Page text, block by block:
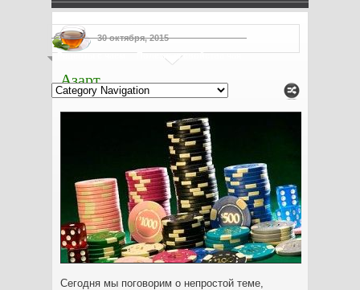
Рецепты с чаем Полезные свойства чая
30 октября, 2015
Азарт
Сегодня мы поговорим о непростой теме,